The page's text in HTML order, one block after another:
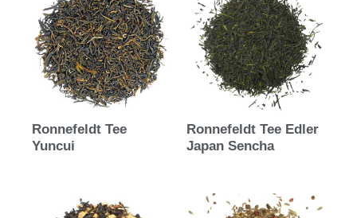
Ronnefeldt Tee
Yuncui
Ronnefeldt Tee Edler
Japan Sencha